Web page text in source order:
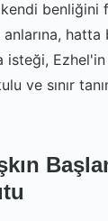
kendi benliğini
hatta
isteği,
ve sınır